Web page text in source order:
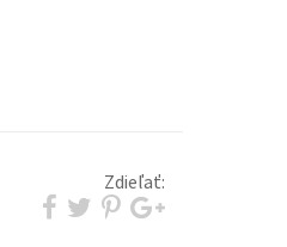
Zdieľať: